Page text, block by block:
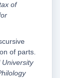
of
of parts.
University